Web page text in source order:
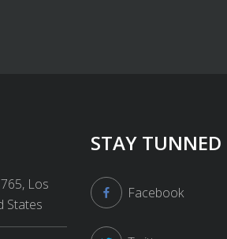
Los
States
STAY TUNNED
Facebook